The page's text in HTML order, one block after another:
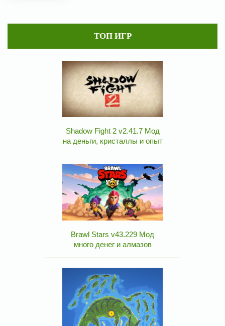
ТОП ИГР
Shadow Fight 2 v2.41.7 Мод
на деньги, кристаллы и опыт
Brawl Stars v43.229 Мод
много денег и алмазов